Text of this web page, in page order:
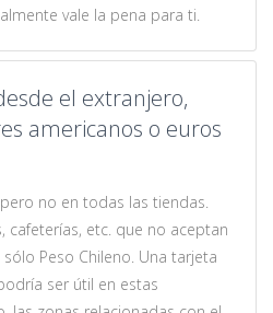
vale la pena para ti.
el extranjero,
americanos o euros
no en todas las tiendas.
cafeterías, etc. que no aceptan
Peso Chileno. Una tarjeta
ser útil en estas